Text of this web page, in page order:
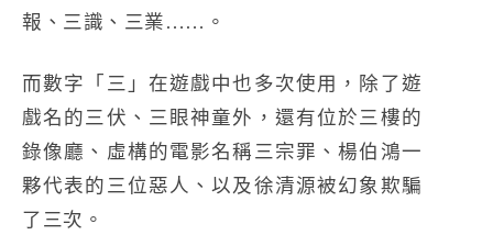
報、三識、三業……。
而數字「三」在遊戲中也多次使用，除了遊
戲名的三伏、三眼神童外，還有位於三樓的
錄像廳、虛構的電影名稱三宗罪、楊伯鴻一
夥代表的三位惡人、以及徐清源被幻象欺騙
了三次。